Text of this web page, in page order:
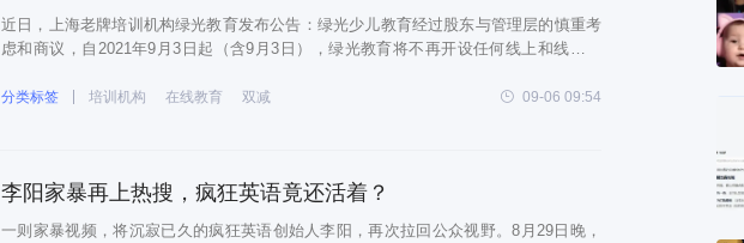
近日，上海老牌培训机构绿光教育发布公告：绿光少儿教育经过股东与管理层的慎重考
虑和商议，自2021年9月3日起（含9月3日），绿光教育将不再开设任何线上和线下课
将安排专人专岗在各个校区提供未消课登记，具体时间从2021年9月3
分类标签 培训机构 在线教育 双减 09-06 09:54
李阳家暴再上热搜，疯狂英语竟还活着？
一则家暴视频，将沉寂已久的疯狂英语创始人李阳，再次拉回公众视野。8月29日晚，